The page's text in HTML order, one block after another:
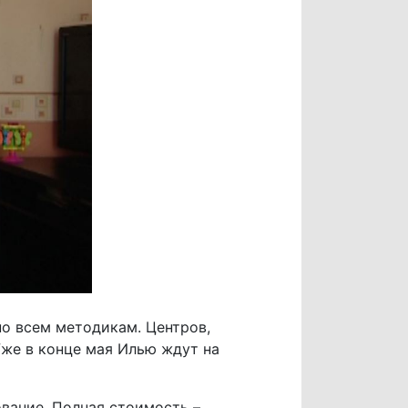
всем методикам. Центров,
в конце мая Илью ждут на